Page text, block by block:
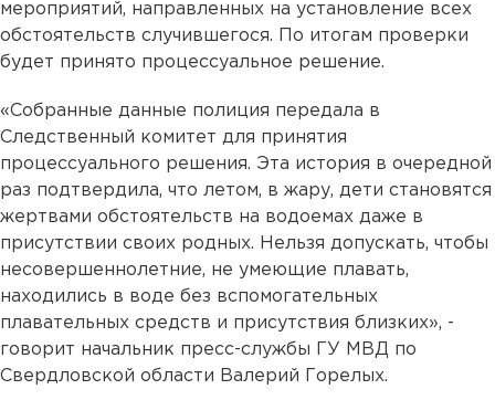
мероприятий, направленных на установление всех
обстоятельств случившегося. По итогам проверки
будет принято процессуальное решение.
«Собранные данные полиция передала в
Следственный комитет для принятия
процессуального решения. Эта история в очередной
раз подтвердила, что летом, в жару, дети становятся
жертвами обстоятельств на водоемах даже в
присутствии своих родных. Нельзя допускать, чтобы
несовершеннолетние, не умеющие плавать,
находились в воде без вспомогательных
плавательных средств и присутствия близких», -
говорит начальник пресс-службы ГУ МВД по
Свердловской области Валерий Горелых.